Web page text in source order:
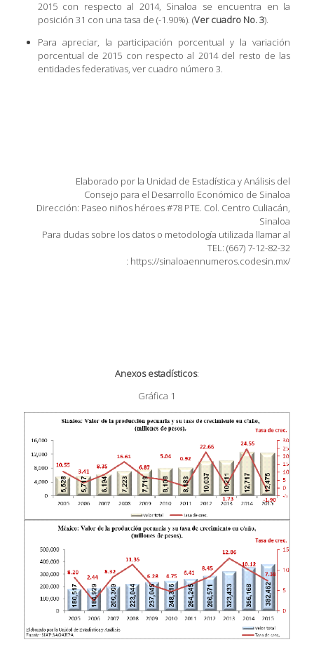
2015 con respecto al 2014, Sinaloa se encuentra en la
posición 31 con una tasa de (-1.90%). (Ver cuadro No. 3).
Para apreciar, la participación porcentual y la variación
porcentual de 2015 con respecto al 2014 del resto de las
entidades federativas, ver cuadro número 3.
Elaborado por la Unidad de Estadística y Análisis del
Consejo para el Desarrollo Económico de Sinaloa
Dirección: Paseo niños héroes #78 PTE. Col. Centro Culiacán,
Sinaloa
Para dudas sobre los datos o metodología utilizada llamar al
TEL: (667) 7-12-82-32
: https://sinaloaennumeros.codesin.mx/
Anexos estadísticos:
Gráfica 1